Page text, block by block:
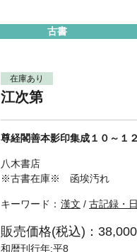
古書
在庫あり
江次第
尊経閣善本影印集成１０～１
八木書店
※古書在庫※ 函埃汚れ
キーワード： 漢文 / 古記録・
販売価格(税込)：
和暦刊行年:平8